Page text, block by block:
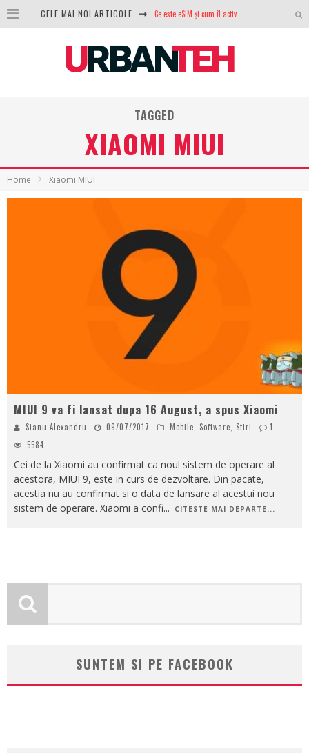
CELE MAI NOI ARTICOLE Ce este eSIM și cum îl activezi pe telefon? Ghid complet pentru Android și iPhone
TAGGED
XIAOMI MIUI
Home Xiaomi MIUI
MIUI 9 va fi lansat dupa 16 August, a spus Xiaomi
Sianu Alexandru 09/07/2017 Mobile, Software, Stiri
1
5584
Cei de la Xiaomi au confirmat ca noul sistem de operare al
acestora, MIUI 9, este in curs de dezvoltare. Din pacate,
acestia nu au confirmat si o data de lansare al acestui nou
sistem de operare. Xiaomi a confi... CITESTE MAI DEPARTE...
SUNTEM SI PE FACEBOOK